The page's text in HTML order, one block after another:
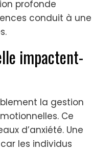
profonde
conduit à une
impactent-
la gestion
Ce
d’anxiété. Une
les individus